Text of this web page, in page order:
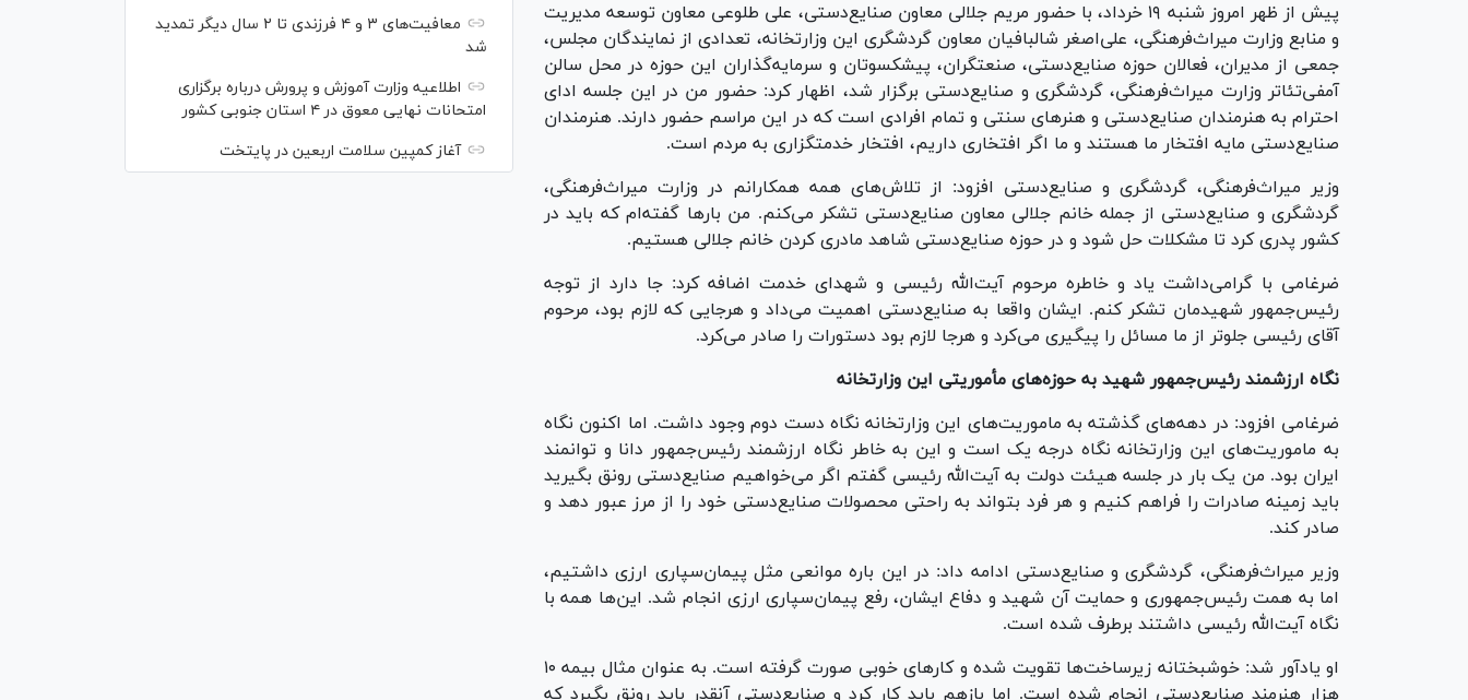
پیش از ظهر امروز شنبه ۱۹ خرداد، با حضور مریم جلالی معاون صنایع‌دستی، علی طلوعی معاون توسعه مدیریت
و منابع وزارت میراث‌فرهنگی، علی‌اصغر شالبافیان معاون گردشگری این وزارتخانه، تعدادی از نمایندگان مجلس،
جمعی از مدیران، فعالان حوزه صنایع‌دستی، صنعتگران، پیشکسوتان و سرمایه‌گذاران این حوزه در محل سالن
آمفی‌تئاتر وزارت میراث‌فرهنگی، گردشگری و صنایع‌دستی برگزار شد، اظهار کرد: حضور من در این جلسه ادای
احترام به هنرمندان صنایع‌دستی و هنر‌های سنتی و تمام افرادی است که در این مراسم حضور دارند. هنرمندان
صنایع‌دستی مایه افتخار ما هستند و ما اگر افتخاری داریم، افتخار خدمتگزاری به مردم است.
وزیر میراث‌فرهنگی، گردشگری و صنایع‌دستی افزود: از تلاش‌های همه همکارانم در وزارت میراث‌فرهنگی،
گردشگری و صنایع‌دستی از جمله خانم جلالی معاون صنایع‌دستی تشکر می‌کنم. من بار‌ها گفته‌ام که باید در
کشور پدری کرد تا مشکلات حل شود و در حوزه صنایع‌دستی شاهد مادری کردن خانم جلالی هستیم.
ضرغامی با گرامی‌داشت یاد و خاطره مرحوم آیت‌الله رئیسی و شهدای خدمت اضافه کرد: جا دارد از توجه
رئیس‌جمهور شهیدمان تشکر کنم. ایشان واقعا به صنایع‌دستی اهمیت می‌داد و هرجایی که لازم بود، مرحوم
آقای رئیسی جلوتر از ما مسائل را پیگیری می‌کرد و هرجا لازم بود دستورات را صادر می‌کرد.
نگاه ارزشمند رئیس‌جمهور شهید به حوزه‌های مأموریتی این وزارتخانه
ضرغامی افزود: در دهه‌های گذشته به ماموریت‌های این وزارتخانه نگاه دست دوم وجود داشت. اما اکنون نگاه
به ماموریت‌های این وزارتخانه نگاه درجه یک است و این به خاطر نگاه ارزشمند رئیس‌جمهور دانا و توانمند
ایران بود. من یک بار در جلسه هیئت دولت به آیت‌الله رئیسی گفتم اگر می‌خواهیم صنایع‌دستی رونق بگیرید
باید زمینه صادرات را فراهم کنیم و هر فرد بتواند به راحتی محصولات صنایع‌دستی خود را از مرز عبور دهد و
صادر کند.
وزیر میراث‌فرهنگی، گردشگری و صنایع‌دستی ادامه داد: در این باره موانعی مثل پیمان‌سپاری ارزی داشتیم،
اما به همت رئیس‌جمهوری و حمایت آن شهید و دفاع ایشان، رفع پیمان‌سپاری ارزی انجام شد. این‌ها همه با
نگاه آیت‌الله رئیسی داشتند برطرف شده است.
او یادآور شد: خوشبختانه زیرساخت‌ها تقویت شده و کار‌های خوبی صورت گرفته است. به عنوان مثال بیمه ۱۰
هزار هنرمند صنایع‌دستی انجام شده است. اما بازهم باید کار کرد و صنایع‌دستی آنقدر باید رونق بگیرد که
معافیت‌های ۳ و ۴ فرزندی تا ۲ سال دیگر تمدید
شد
اطلاعیه وزارت آموزش و پرورش درباره برگزاری
امتحانات نهایی معوق در ۴ استان جنوبی کشور
آغاز کمپین سلامت اربعین در پایتخت